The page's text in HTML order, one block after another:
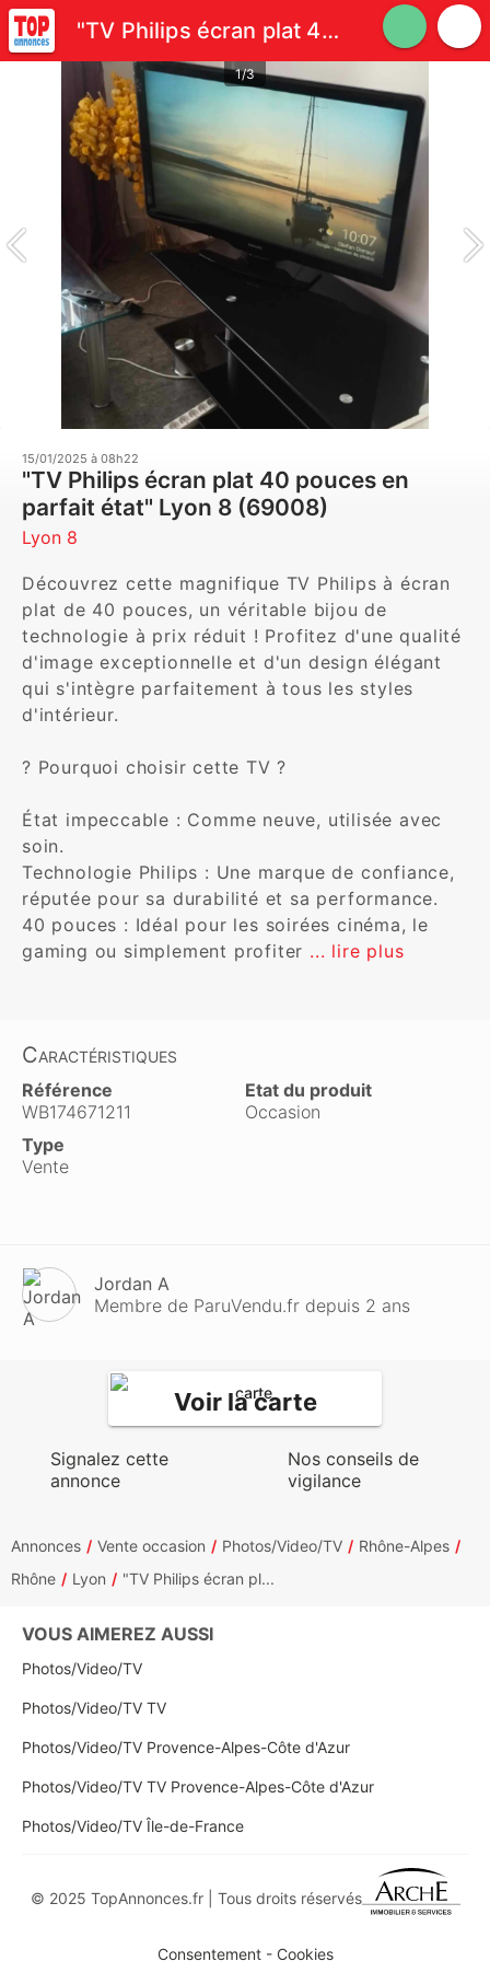
"TV Philips écran plat 40 pouces en parfait état"
1/3
15/01/2025 à 08h22
"TV Philips écran plat 40 pouces en
parfait état" Lyon 8 (69008)
Lyon 8
Découvrez cette magnifique TV Philips à écran
plat de 40 pouces, un véritable bijou de
technologie à prix réduit ! Profitez d'une qualité
d'image exceptionnelle et d'un design élégant
qui s'intègre parfaitement à tous les styles
d'intérieur.
? Pourquoi choisir cette TV ?
État impeccable : Comme neuve, utilisée avec
soin.
Technologie Philips : Une marque de confiance,
réputée pour sa durabilité et sa performance.
40 pouces : Idéal pour les soirées cinéma, le
gaming ou simplement profiter ... lire plus
Caractéristiques
Référence
WB174671211
Etat du produit
Occasion
Type
Vente
Jordan A
Membre de ParuVendu.fr depuis 2 ans
Voir la carte
Signalez cette
annonce
Nos conseils de
vigilance
Annonces Vente occasion Photos/Video/TV
Rhône-Alpes
Rhône
Lyon "TV Philips écran pl...
VOUS AIMEREZ AUSSI
Photos/Video/TV
Photos/Video/TV TV
Photos/Video/TV Provence-Alpes-Côte d'Azur
Photos/Video/TV TV Provence-Alpes-Côte d'Azur
Photos/Video/TV Île-de-France
© 2025 TopAnnonces.fr | Tous droits réservés
Consentement - Cookies